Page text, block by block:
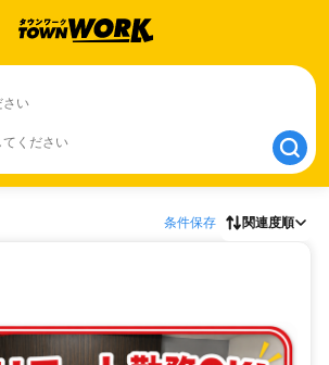
さい
てください
条件保存 関連度順